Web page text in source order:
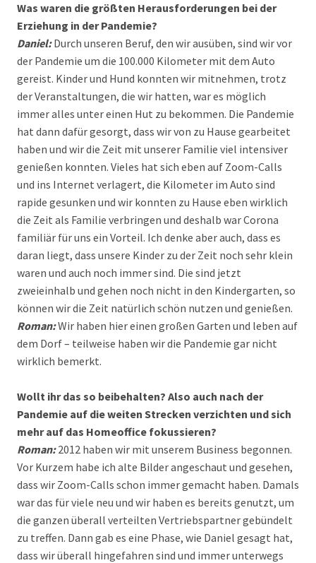
Was waren die größten Herausforderungen bei der
Erziehung in der Pandemie?
Daniel:Durch unseren Beruf, den wir ausüben, sind wir vor
der Pandemie um die 100.000 Kilometer mit dem Auto
gereist. Kinder und Hund konnten wir mitnehmen, trotz
der Veranstaltungen, die wir hatten, war es möglich
immer alles unter einen Hut zu bekommen. Die Pandemie
hat dann dafür gesorgt, dass wir von zu Hause gearbeitet
haben und wir die Zeit mit unserer Familie viel intensiver
genießen konnten. Vieles hat sich eben auf Zoom-Calls
und ins Internet verlagert, die Kilometer im Auto sind
rapide gesunken und wir konnten zu Hause eben wirklich
die Zeit als Familie verbringen und deshalb war Corona
familiär für uns ein Vorteil. Ich denke aber auch, dass es
daran liegt, dass unsere Kinder zu der Zeit noch sehr klein
waren und auch noch immer sind. Die sind jetzt
zweieinhalb und gehen noch nicht in den Kindergarten, so
können wir die Zeit natürlich schön nutzen und genießen.
Roman:Wir haben hier einen großen Garten und leben auf
dem Dorf – teilweise haben wir die Pandemie gar nicht
wirklich bemerkt.
Wollt ihr das so beibehalten? Also auch nach der
Pandemie auf die weiten Strecken verzichten und sich
mehr auf das Homeoffice fokussieren?
Roman:2012 haben wir mit unserem Business begonnen.
Vor Kurzem habe ich alte Bilder angeschaut und gesehen,
dass wir Zoom-Calls schon immer gemacht haben. Damals
war das für viele neu und wir haben es bereits genutzt, um
die ganzen überall verteilten Vertriebspartner gebündelt
zu treffen. Dann gab es eine Phase, wie Daniel gesagt hat,
dass wir überall hingefahren sind und immer unterwegs